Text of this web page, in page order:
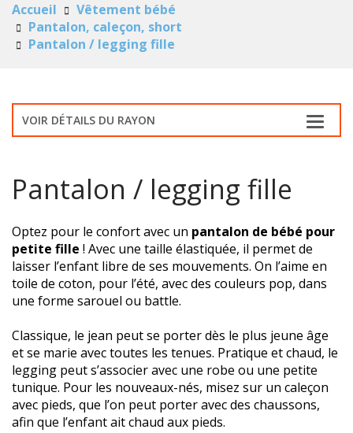
Accueil
Vêtement bébé
Pantalon, caleçon, short
Pantalon / legging fille
VOIR DÉTAILS DU RAYON
Pantalon / legging fille
Optez pour le confort avec un pantalon de bébé pour
petite fille ! Avec une taille élastiquée, il permet de
laisser l’enfant libre de ses mouvements. On l’aime en
toile de coton, pour l’été, avec des couleurs pop, dans
une forme sarouel ou battle.
Classique, le jean peut se porter dès le plus jeune âge
et se marie avec toutes les tenues. Pratique et chaud, le
legging peut s’associer avec une robe ou une petite
tunique. Pour les nouveaux-nés, misez sur un caleçon
avec pieds, que l’on peut porter avec des chaussons,
afin que l’enfant ait chaud aux pieds.